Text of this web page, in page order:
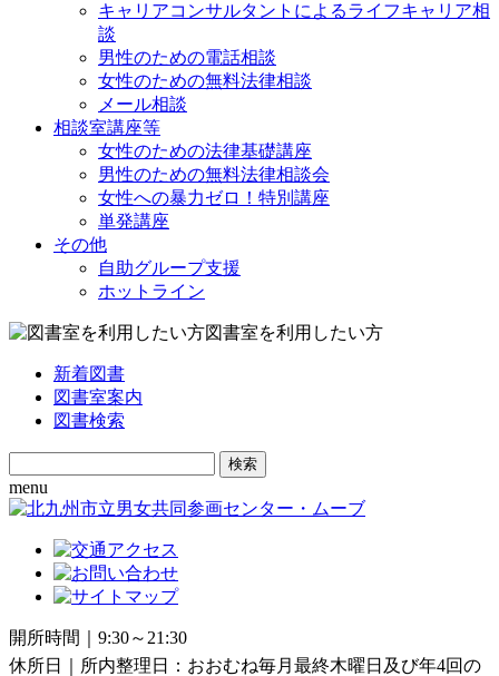
キャリアコンサルタントによるライフキャリア相
談
男性のための電話相談
女性のための無料法律相談
メール相談
相談室講座等
女性のための法律基礎講座
男性のための無料法律相談会
女性への暴力ゼロ！特別講座
単発講座
その他
自助グループ支援
ホットライン
図書室を利用したい方
新着図書
図書室案内
図書検索
Search
for:
menu
開所時間｜9:30～21:30
休所日｜所内整理日：おおむね毎月最終木曜日及び年4回の